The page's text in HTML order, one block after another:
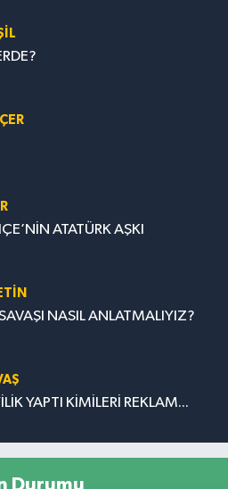
ATATÜRK AŞKI
NASIL ANLATMALIYIZ?
YAPTI KİMİLERİ REKLAM...
Durumu